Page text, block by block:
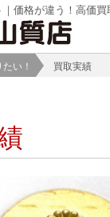
｜価格が違う！高価
い！ 買取実績